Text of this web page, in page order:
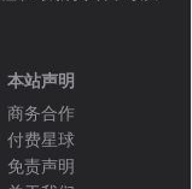
本站声明
商务合作
付费星球
免责声明